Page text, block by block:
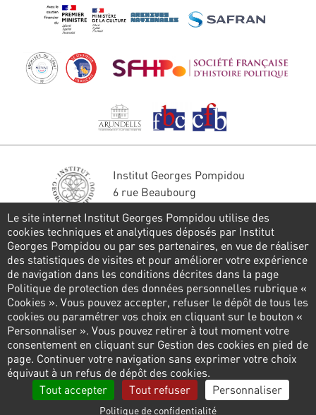
Institut Georges Pompidou
6 rue Beaubourg
Tél. : 01 44 78 41 22
Restons en contact
FORMULAIRE DE CONTACT
Suivez-nous
Pied
de
page
Politique de confidentialité
Gestion des cookies
Mentions légales Contactez-nous
Le site internet Institut Georges Pompidou utilise des
cookies techniques et analytiques déposés par Institut
Georges Pompidou ou par ses partenaires, en vue de réaliser
des statistiques de visites et pour améliorer votre expérience
de navigation dans les conditions décrites dans la page
Politique de protection des données personnelles rubrique «
Cookies ». Vous pouvez accepter, refuser le dépôt de tous les
cookies ou paramétrer vos choix en cliquant sur le bouton «
Personnaliser ». Vous pouvez retirer à tout moment votre
consentement en cliquant sur Gestion des cookies en pied de
page. Continuer votre navigation sans exprimer votre choix
équivaut à un refus de dépôt des cookies.
Tout accepter
Tout refuser Personnaliser
Politique de confidentialité